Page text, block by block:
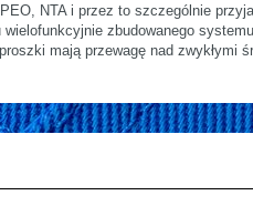
NTA i przez to szczególnie
zbudowanego
mają przewagę nad zwykłymi